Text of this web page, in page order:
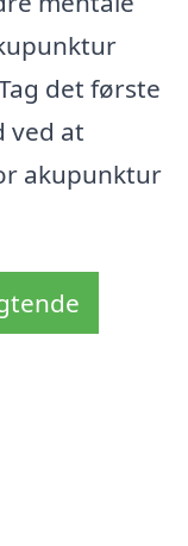
det første
ved at
akupunktur